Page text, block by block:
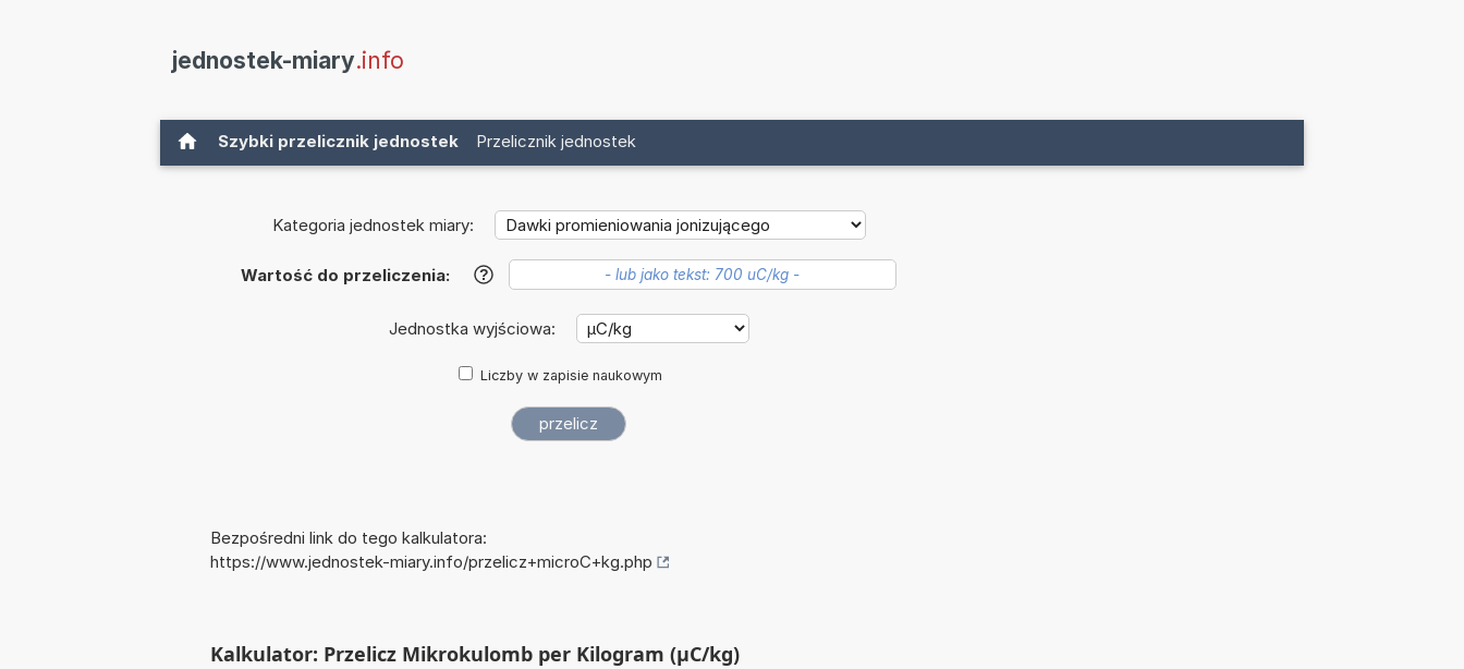
jednostek-miary.info
Szybki przelicznik jednostek Przelicznik jednostek
Kategoria jednostek miary:
Wartość do przeliczenia: ?
Jednostka wyjściowa:
Liczby w zapisie naukowym
Bezpośredni link do tego kalkulatora:
https://www.jednostek-miary.info/przelicz+microC+kg.php
Kalkulator: Przelicz Mikrokulomb per Kilogram (µC/kg)